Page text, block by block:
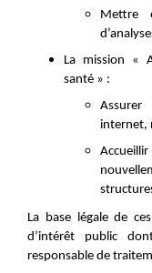
Mettre
La mission «
santé » :
internet,
La base légale de
d’intérêt public
responsable de